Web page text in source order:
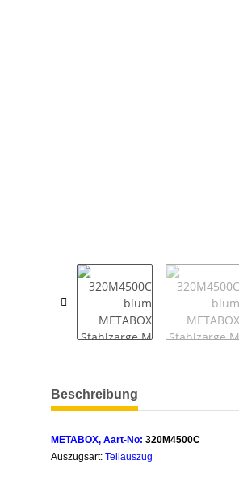
weitere Registerkarten anzeigen
Beschreibung
METABOX, Aart-No: 320M4500C
Auszugsart: Teilauszug